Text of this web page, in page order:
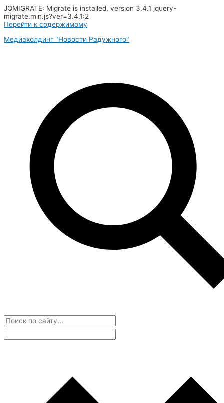
JQMIGRATE: Migrate is installed, version 3.4.1 jquery-
migrate.min.js?ver=3.4.1:2
Перейти к содержимому
Медиахолдинг "Новости Радужного"